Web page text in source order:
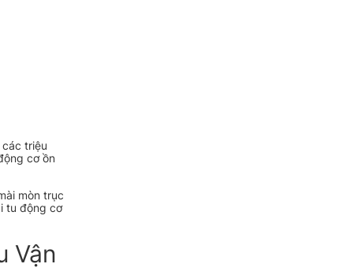
triệu
cơ ồn
mòn trục
tu động cơ
Vận